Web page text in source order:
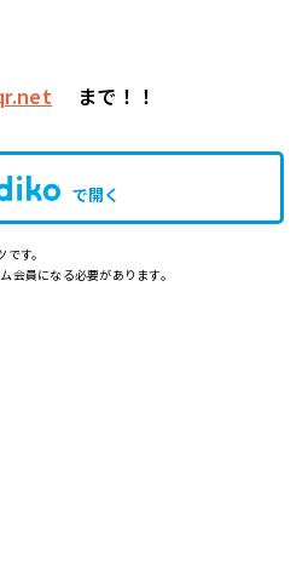
まで！！
で開く
す。
会員になる必要があります。